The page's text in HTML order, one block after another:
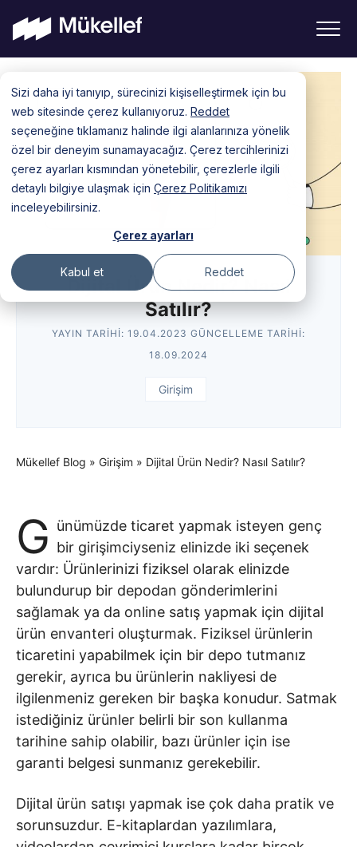
Sizi daha iyi tanıyıp, sürecinizi kişiselleştirmek için bu
web sitesinde çerez kullanıyoruz. Reddet
seçeneğine tıklamanız halinde ilgi alanlarınıza yönelik
özel bir deneyim sunamayacağız. Çerez tercihlerinizi
çerez ayarları kısmından yönetebilir, çerezlerle ilgili
detaylı bilgiye ulaşmak için Çerez Politikamızı
inceleyebilirsiniz.
Çerez ayarları
Kabul et Reddet
content
Dijital Ürün Nedir? Nasıl
Satılır?
YAYIN TARIHI: 19.04.2023 GÜNCELLEME TARIHI:
18.09.2024
Girişim
Mükellef Blog » Girişim » Dijital Ürün Nedir? Nasıl Satılır?
G ünümüzde ticaret yapmak isteyen genç
bir girişimciyseniz elinizde iki seçenek
vardır: Ürünlerinizi fiziksel olarak elinizde
bulundurup bir depodan gönderimlerini
sağlamak ya da online satış yapmak için dijital
ürün envanteri oluşturmak. Fiziksel ürünlerin
ticaretini yapabilmek için bir depo tutmanız
gerekir, ayrıca bu ürünlerin nakliyesi de
ilgilenmeniz gereken bir başka konudur. Satmak
istediğiniz ürünler belirli bir son kullanma
tarihine sahip olabilir, bazı ürünler için ise
garanti belgesi sunmanız gerekebilir.
Dijital ürün satışı yapmak ise çok daha pratik ve
sorunsuzdur. E-kitaplardan yazılımlara,